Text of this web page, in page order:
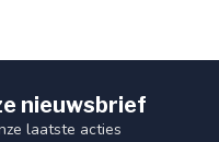
nieuwsbrief
laatste acties